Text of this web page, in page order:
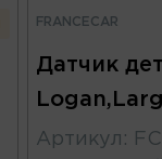
FRANCECAR
Датчик
Артикул :